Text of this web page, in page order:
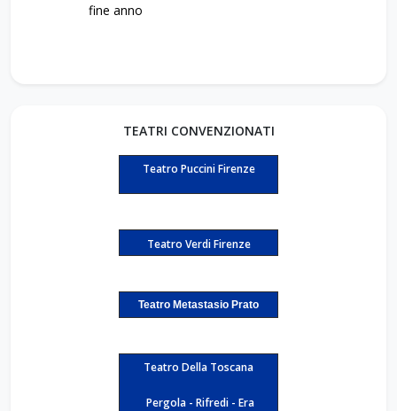
fine anno
TEATRI CONVENZIONATI
Teatro Puccini Firenze
Teatro Verdi Firenze
Teatro Metastasio Prato
Teatro Della Toscana
Pergola - Rifredi - Era